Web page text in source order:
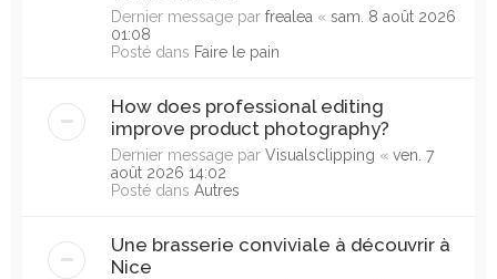
Dernier message par frealea « sam. 8 août 2026
01:08
Posté dans Faire le pain
How does professional editing
improve product photography?
Dernier message par Visualsclipping « ven. 7
août 2026 14:02
Posté dans Autres
Une brasserie conviviale à découvrir à
Nice